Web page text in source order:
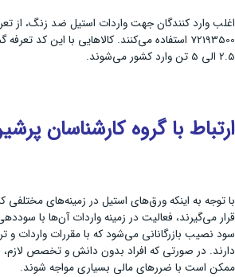
72193500 استفاده می‌کنند. کالاهایی با این کد
2.5 الی 5 تن وارد کشور می‌شوند.
ارتباط با گروه کارشناسان
با توجه به اینکه ورق‌های استیل در زمینه‌های مختلفی
قرار می‌گیرند، فعالیت در زمینه واردات آن‌ها با
سود نصیب بازرگانانی می‌شود که با مقررات واردات
دارند. در صورتی که افراد بدون دانش و تخصص لازم،
ممکن است با ضررهای مالی بسیاری مواجه شوند.